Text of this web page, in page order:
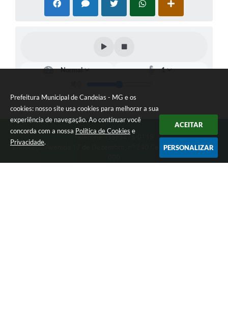
Prefeitura Municipal de Candeias - MG e os
cookies: nosso site usa cookies para melhorar a sua
experiência de navegação. Ao continuar você
concorda com a nossa Política de Cookies e
Privacidade.
ACEITAR
PERSONALIZAR
Telefone: (35) 3475-0119
Endereço: Avenida 17 de Dezembro, nº 240 Centro | CEP: 37280-